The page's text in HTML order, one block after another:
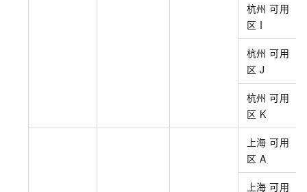
杭州 可用
区 I
杭州 可用
区 J
杭州 可用
区 K
上海 可用
区 A
上海 可用